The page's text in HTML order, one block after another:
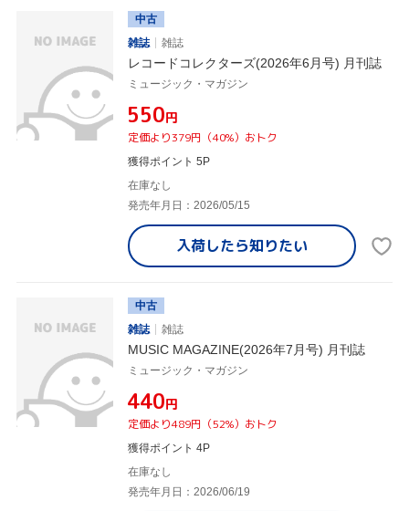
中古
雑誌
雑誌
レコードコレクターズ(2026年6月号) 月刊誌
ミュージック・マガジン
¥550円
定価より379円（40%）おトク
獲得ポイント 5P
在庫なし
発売年月日：2026/05/15
入荷したら知りたい
中古
雑誌
雑誌
MUSIC MAGAZINE(2026年7月号) 月刊誌
ミュージック・マガジン
¥440円
定価より489円（52%）おトク
獲得ポイント 4P
在庫なし
発売年月日：2026/06/19